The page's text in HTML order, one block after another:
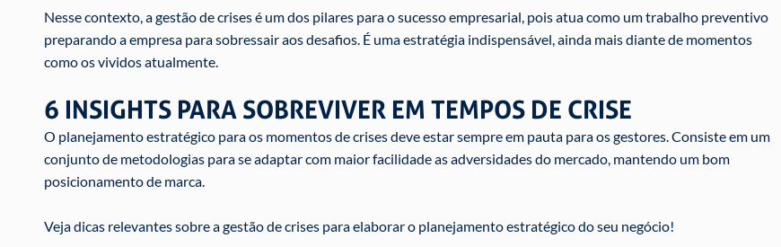
Nesse contexto, a gestão de crises é um dos pilares para o sucesso empresarial, pois atua como um trabalho preventivo
preparando a empresa para sobressair aos desafios. É uma estratégia indispensável, ainda mais diante de momentos
como os vividos atualmente.
6 INSIGHTS PARA SOBREVIVER EM TEMPOS DE CRISE
O planejamento estratégico para os momentos de crises deve estar sempre em pauta para os gestores. Consiste em um
conjunto de metodologias para se adaptar com maior facilidade as adversidades do mercado, mantendo um bom
posicionamento de marca.
Veja dicas relevantes sobre a gestão de crises para elaborar o planejamento estratégico do seu negócio!